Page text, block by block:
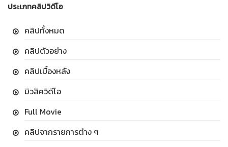
ประเภทคลิปวิดีโอ
คลิปทั้งหมด
คลิปตัวอย่าง
คลิปเบื้องหลัง
มิวสิควิดีโอ
Full Movie
คลิปจากรายการต่าง ๆ